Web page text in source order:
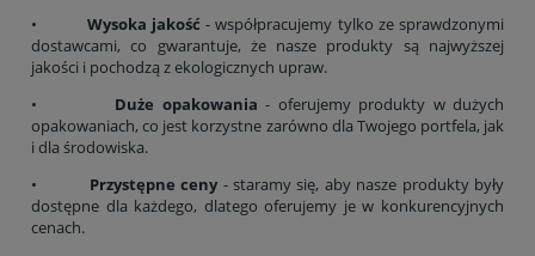
• Wysoka jakość - współpracujemy tylko ze sprawdzonymi
dostawcami, co gwarantuje, że nasze produkty są najwyższej
jakości i pochodzą z ekologicznych upraw.
• Duże opakowania - oferujemy produkty w dużych
opakowaniach, co jest korzystne zarówno dla Twojego portfela, jak
i dla środowiska.
• Przystępne ceny - staramy się, aby nasze produkty były
dostępne dla każdego, dlatego oferujemy je w konkurencyjnych
cenach.